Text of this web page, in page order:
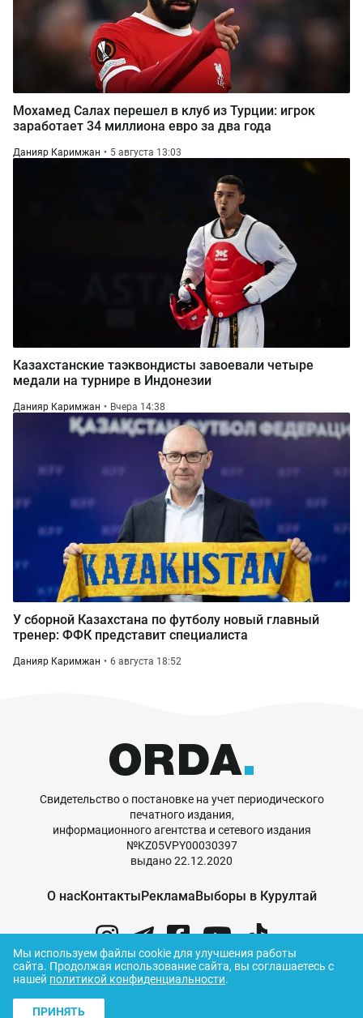
Мохамед Салах перешел в клуб из Турции: игрок
заработает 34 миллиона евро за два года
Данияр Каримжан 5 августа 13:03
Казахстанские таэквондисты завоевали четыре
медали на турнире в Индонезии
Данияр Каримжан Вчера 14:38
У сборной Казахстана по футболу новый главный
тренер: ФФК представит специалиста
Данияр Каримжан 6 августа 18:52
Свидетельство о постановке на учет периодического
печатного издания,
информационного агентства и сетевого издания
№KZ05VPY00030397
выдано 22.12.2020
О насКонтактыРекламаВыборы в Курултай
© ORDA,2026.Правила использования
материалов
Мы используем файлы cookie для улучшения работы
сайта. Продолжая использование сайта, вы соглашаетесь с
нашей политикой конфиденциальности.
ПРИНЯТЬ